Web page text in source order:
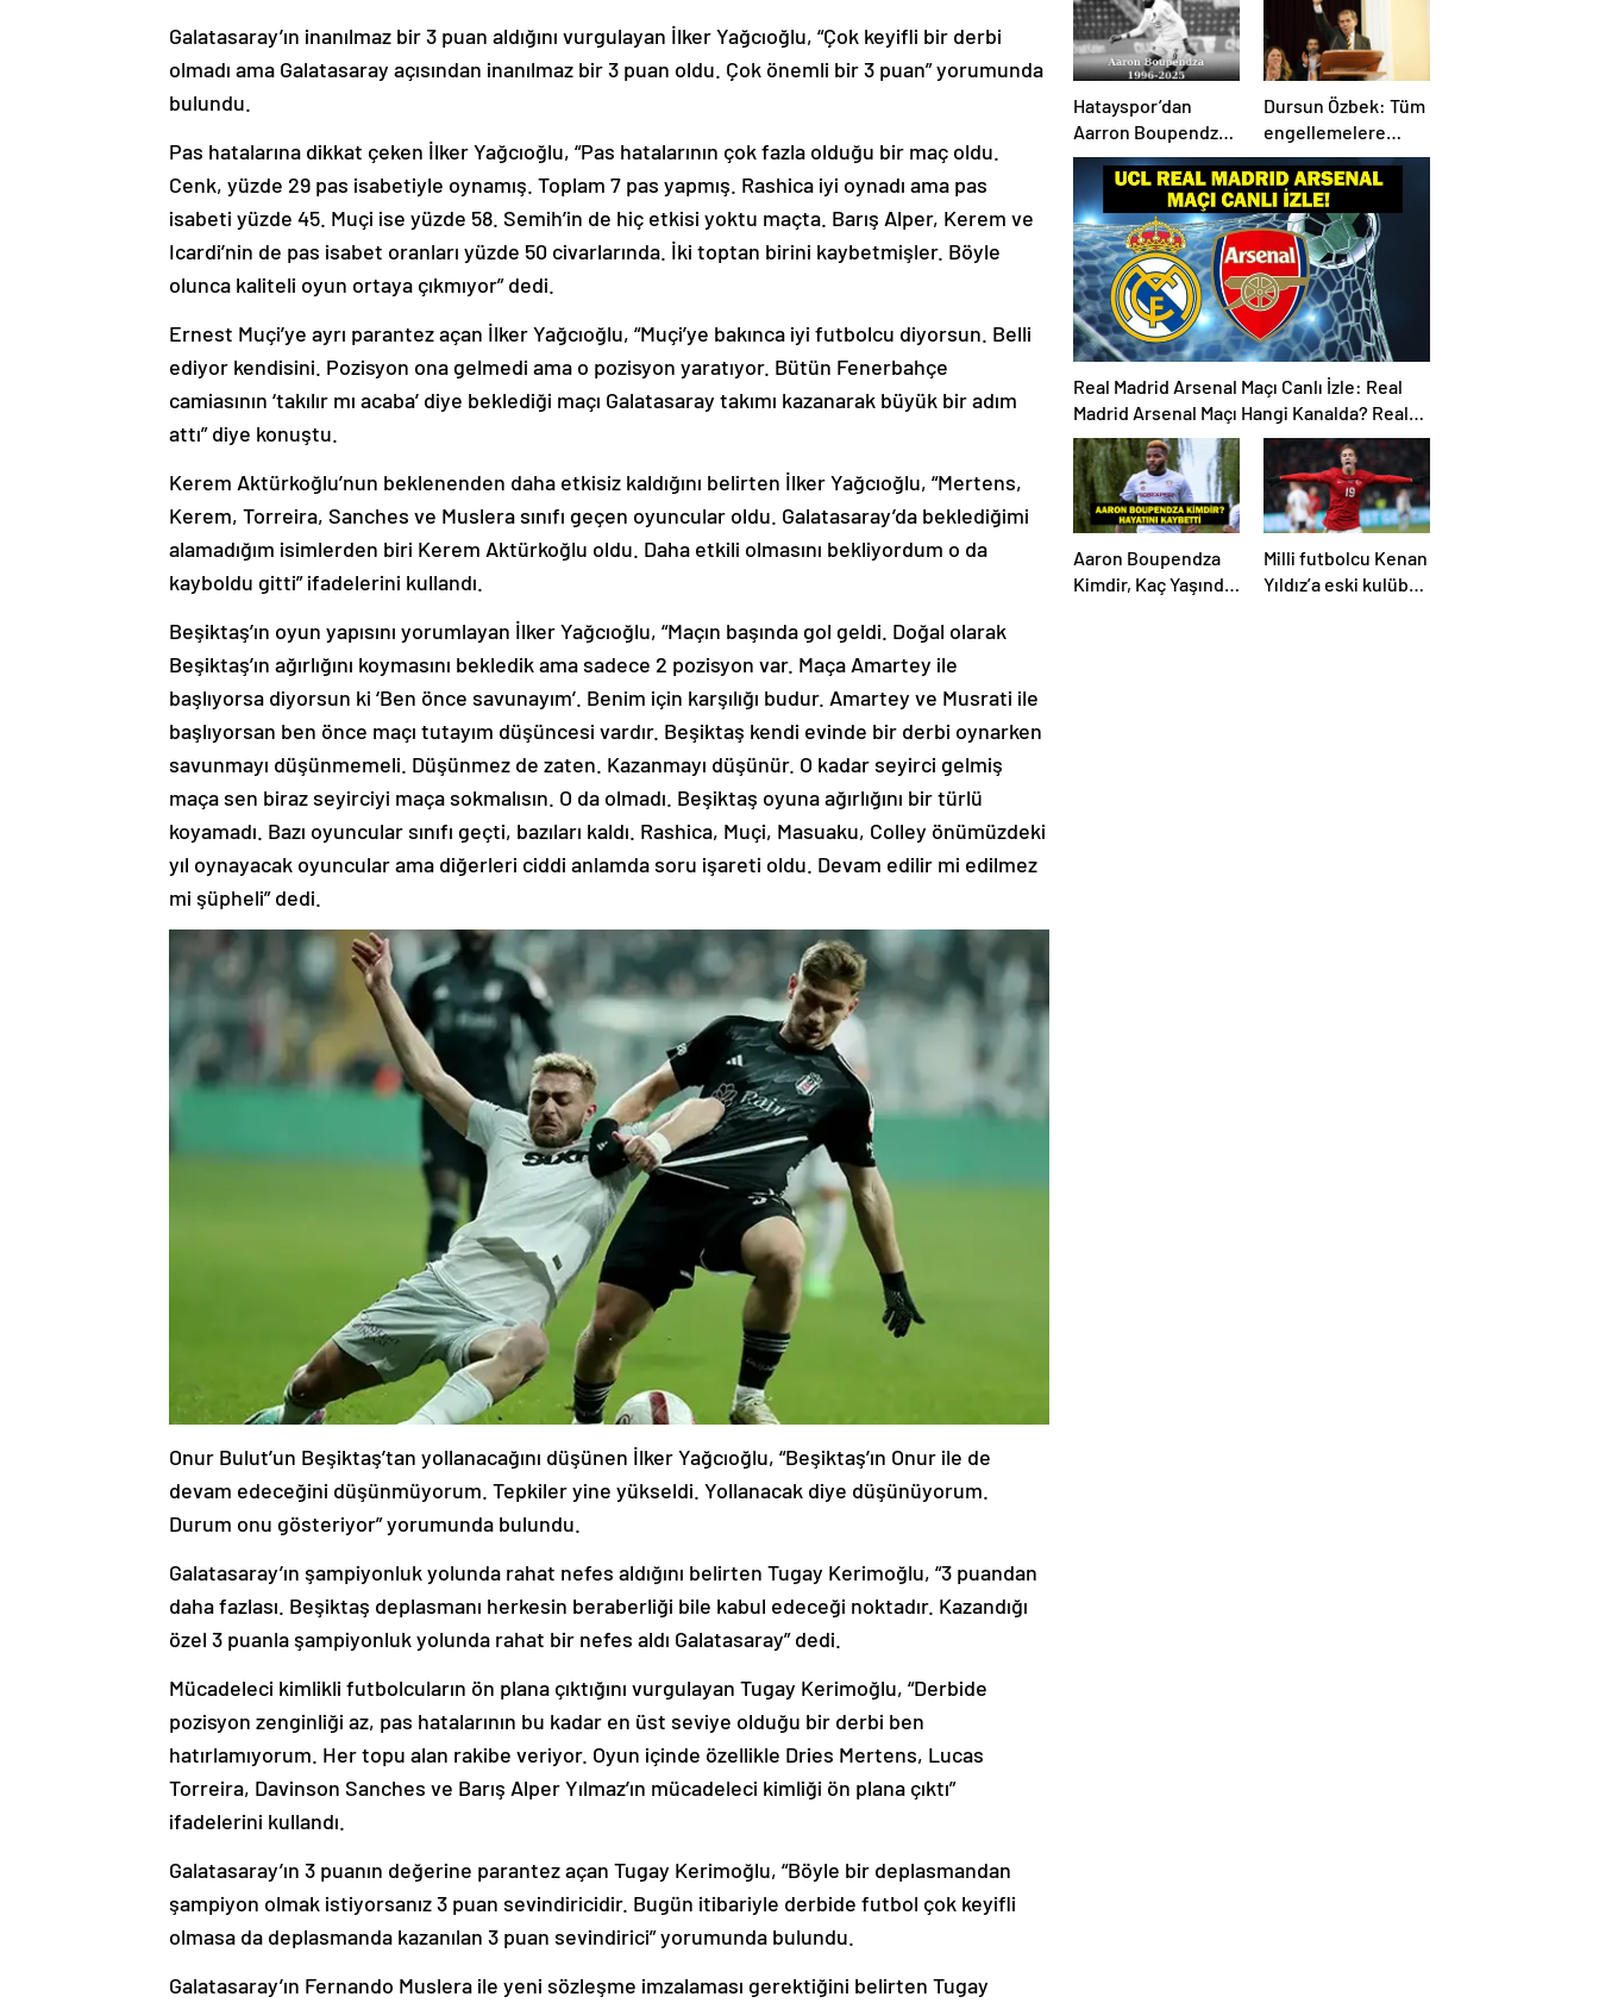
Galatasaray’ın inanılmaz bir 3 puan aldığını vurgulayan İlker Yağcıoğlu, “Çok keyifli bir derbi
olmadı ama Galatasaray açısından inanılmaz bir 3 puan oldu. Çok önemli bir 3 puan” yorumunda
bulundu.
Pas hatalarına dikkat çeken İlker Yağcıoğlu, “Pas hatalarının çok fazla olduğu bir maç oldu.
Cenk, yüzde 29 pas isabetiyle oynamış. Toplam 7 pas yapmış. Rashica iyi oynadı ama pas
isabeti yüzde 45. Muçi ise yüzde 58. Semih’in de hiç etkisi yoktu maçta. Barış Alper, Kerem ve
Icardi’nin de pas isabet oranları yüzde 50 civarlarında. İki toptan birini kaybetmişler. Böyle
olunca kaliteli oyun ortaya çıkmıyor” dedi.
Ernest Muçi’ye ayrı parantez açan İlker Yağcıoğlu, “Muçi’ye bakınca iyi futbolcu diyorsun. Belli
ediyor kendisini. Pozisyon ona gelmedi ama o pozisyon yaratıyor. Bütün Fenerbahçe
camiasının ‘takılır mı acaba’ diye beklediği maçı Galatasaray takımı kazanarak büyük bir adım
attı” diye konuştu.
Kerem Aktürkoğlu’nun beklenenden daha etkisiz kaldığını belirten İlker Yağcıoğlu, “Mertens,
Kerem, Torreira, Sanches ve Muslera sınıfı geçen oyuncular oldu. Galatasaray’da beklediğimi
alamadığım isimlerden biri Kerem Aktürkoğlu oldu. Daha etkili olmasını bekliyordum o da
kayboldu gitti” ifadelerini kullandı.
Beşiktaş’ın oyun yapısını yorumlayan İlker Yağcıoğlu, “Maçın başında gol geldi. Doğal olarak
Beşiktaş’ın ağırlığını koymasını bekledik ama sadece 2 pozisyon var. Maça Amartey ile
başlıyorsa diyorsun ki ‘Ben önce savunayım’. Benim için karşılığı budur. Amartey ve Musrati ile
başlıyorsan ben önce maçı tutayım düşüncesi vardır. Beşiktaş kendi evinde bir derbi oynarken
savunmayı düşünmemeli. Düşünmez de zaten. Kazanmayı düşünür. O kadar seyirci gelmiş
maça sen biraz seyirciyi maça sokmalısın. O da olmadı. Beşiktaş oyuna ağırlığını bir türlü
koyamadı. Bazı oyuncular sınıfı geçti, bazıları kaldı. Rashica, Muçi, Masuaku, Colley önümüzdeki
yıl oynayacak oyuncular ama diğerleri ciddi anlamda soru işareti oldu. Devam edilir mi edilmez
mi şüpheli” dedi.
Onur Bulut’un Beşiktaş’tan yollanacağını düşünen İlker Yağcıoğlu, “Beşiktaş’ın Onur ile de
devam edeceğini düşünmüyorum. Tepkiler yine yükseldi. Yollanacak diye düşünüyorum.
Durum onu gösteriyor” yorumunda bulundu.
Galatasaray’ın şampiyonluk yolunda rahat nefes aldığını belirten Tugay Kerimoğlu, “3 puandan
daha fazlası. Beşiktaş deplasmanı herkesin beraberliği bile kabul edeceği noktadır. Kazandığı
özel 3 puanla şampiyonluk yolunda rahat bir nefes aldı Galatasaray” dedi.
Mücadeleci kimlikli futbolcuların ön plana çıktığını vurgulayan Tugay Kerimoğlu, “Derbide
pozisyon zenginliği az, pas hatalarının bu kadar en üst seviye olduğu bir derbi ben
hatırlamıyorum. Her topu alan rakibe veriyor. Oyun içinde özellikle Dries Mertens, Lucas
Torreira, Davinson Sanches ve Barış Alper Yılmaz’ın mücadeleci kimliği ön plana çıktı”
ifadelerini kullandı.
Galatasaray’ın 3 puanın değerine parantez açan Tugay Kerimoğlu, “Böyle bir deplasmandan
şampiyon olmak istiyorsanız 3 puan sevindiricidir. Bugün itibariyle derbide futbol çok keyifli
olmasa da deplasmanda kazanılan 3 puan sevindirici” yorumunda bulundu.
Galatasaray’ın Fernando Muslera ile yeni sözleşme imzalaması gerektiğini belirten Tugay
Hatayspor’dan
Aarron Boupendza
paylaşımı
Dursun Özbek: Tüm
engellemelere
rağmen hedefimize
ilerliyoruz
Real Madrid Arsenal Maçı Canlı İzle: Real
Madrid Arsenal Maçı Hangi Kanalda? Real
Madrid Arsenal Maçı Ne Zaman, Saat Kaçta?
İşte Maç Kadrosu
Aaron Boupendza
Kimdir, Kaç Yaşında,
Milli futbolcu Kenan
Yıldız’a eski kulübü